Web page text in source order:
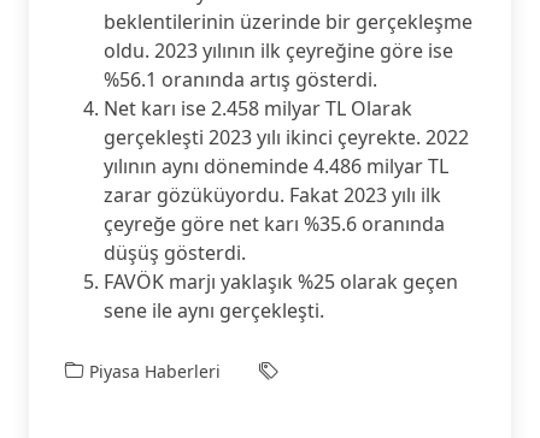
beklentilerinin üzerinde bir gerçekleşme
oldu. 2023 yılının ilk çeyreğine göre ise
%56.1 oranında artış gösterdi.
Net karı ise 2.458 milyar TL Olarak
gerçekleşti 2023 yılı ikinci çeyrekte. 2022
yılının aynı döneminde 4.486 milyar TL
zarar gözüküyordu. Fakat 2023 yılı ilk
çeyreğe göre net karı %35.6 oranında
düşüş gösterdi.
FAVÖK marjı yaklaşık %25 olarak geçen
sene ile aynı gerçekleşti.
Piyasa Haberleri